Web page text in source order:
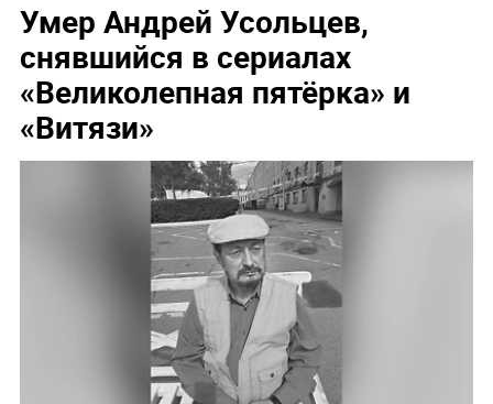
Умер Андрей Усольцев,
снявшийся в сериалах
«Великолепная пятёрка» и
«Витязи»